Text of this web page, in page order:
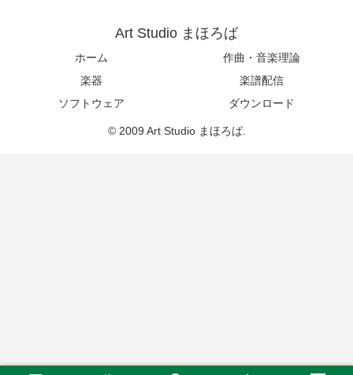
Art Studio まほろば
ホーム
作曲・音楽理論
楽器
楽譜配信
ソフトウェア
ダウンロード
© 2009 Art Studio まほろば.